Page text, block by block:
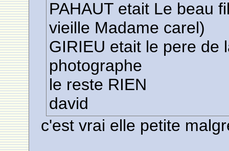
PAHAUT etait Le beau
vieille Madame carel)
GIRIEU etait le pere de
photographe
le reste RIEN
david
c'est vrai elle petite